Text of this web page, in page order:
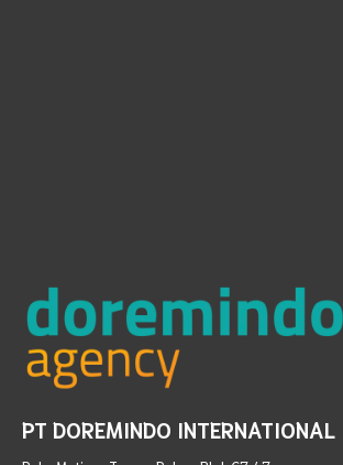
PT DOREMINDO INTERNATIONAL